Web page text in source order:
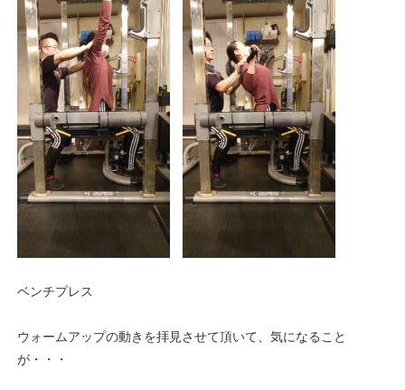
ベンチプレス
ウォームアップの動きを拝見させて頂いて、気になること
が・・・